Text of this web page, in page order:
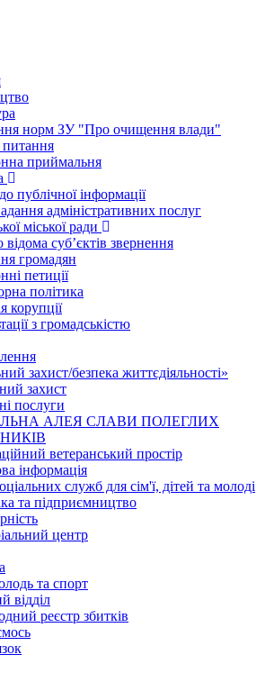
норм ЗУ "Про очищення влади"
питання
приймальня
публічної інформації
адміністративних послуг
міської ради
відома суб’єктів звернення
громадян
петиції
політика
корупції
з громадськістю
захист/безпека життєдіяльності»
захист
послуги
АЛЕЯ СЛАВИ ПОЛЕГЛИХ
ветеранський простір
інформація
служб для сім'ї, дітей та молоді
та підприємництво
центр
та спорт
відділ
реєстр збитків